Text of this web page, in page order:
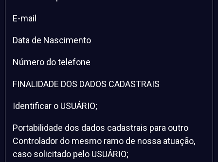
E-mail
Data de Nascimento
Número do telefone
FINALIDADE DOS DADOS CADASTRAIS
Identificar o USUÁRIO;
Portabilidade dos dados cadastrais para outro
Controlador do mesmo ramo de nossa atuação,
caso solicitado pelo USUÁRIO;